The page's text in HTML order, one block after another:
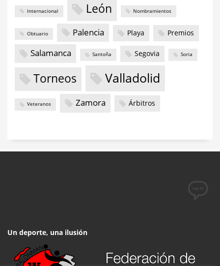
Internacional León Nombramientos
Obtuario Palencia Playa Premios
Salamanca Santoña Segovia Soria
Torneos Valladolid
Veteranos Zamora Árbitros
Un deporte, una ilusión